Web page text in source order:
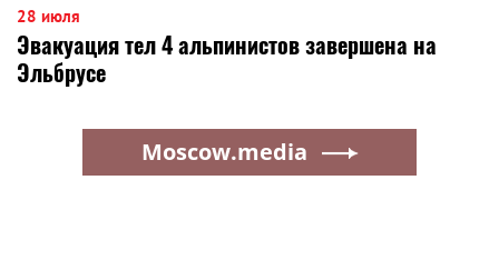
28 июля
Эвакуация тел 4 альпинистов завершена на
Эльбрусе
Moscow.media